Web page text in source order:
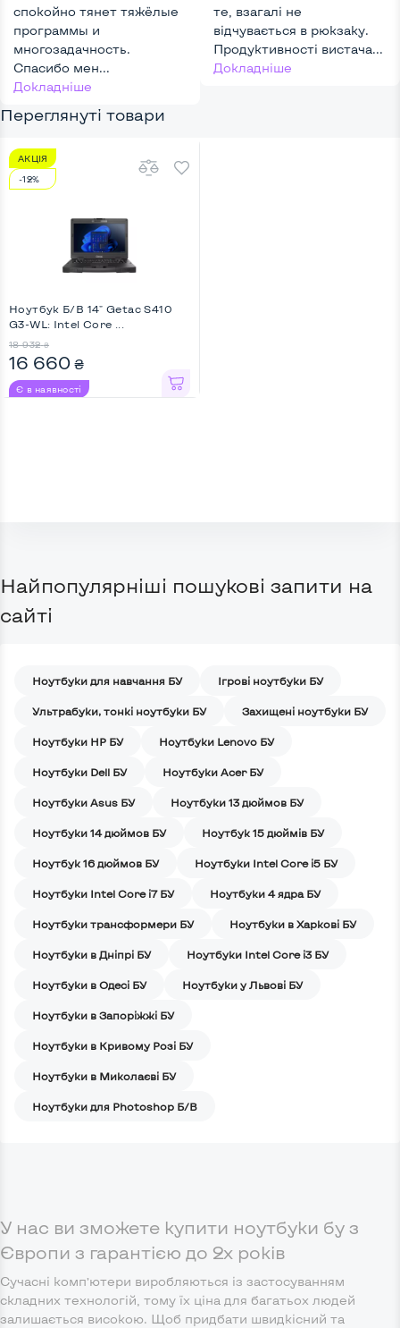
спокойно тянет тяжёлые
программы и
многозадачность.
Спасибо мен...
Докладніше
те, взагалі не
відчувається в рюкзаку.
Продуктивності вистача...
Докладніше
Переглянуті товари
АКЦІЯ
-12%
Ноутбук Б/В 14" Getac S410
G3-WL: Intel Core ...
18 932 ₴
16 660 ₴
Є в наявності
Найпопулярніші пошукові запити на
сайті
Ноутбуки для навчання БУ Iгрові ноутбуки БУ
Ультрабуки, тонкі ноутбуки БУ Захищені ноутбуки БУ
Ноутбуки HP БУ Ноутбуки Lenovo БУ
Ноутбуки Dell БУ Ноутбуки Acer БУ
Ноутбуки Asus БУ Ноутбуки 13 дюймов БУ
Ноутбуки 14 дюймов БУ Ноутбук 15 дюймів БУ
Ноутбук 16 дюймов БУ Ноутбуки Intel Core i5 БУ
Ноутбуки Intel Core i7 БУ Ноутбуки 4 ядра БУ
Ноутбуки трансформери БУ Ноутбуки в Харкові БУ
Ноутбуки в Дніпрі БУ Ноутбуки Intel Core i3 БУ
Ноутбуки в Одесі БУ Ноутбуки у Львові БУ
Ноутбуки в Запоріжжі БУ
Ноутбуки в Кривому Розі БУ
Ноутбуки в Миколаєві БУ
Ноутбуки для Photoshop Б/В
У нас ви зможете купити ноутбуки бу з
Європи з гарантією до 2х років
Сучасні комп’ютери виробляються із застосуванням
складних технологій, тому їх ціна для багатьох людей
залишається високою. Щоб придбати швидкісний та